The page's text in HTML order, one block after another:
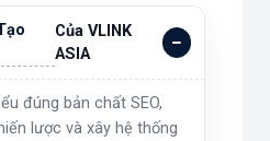
Của VLINK
ASIA
đúng bản chất SEO,
lược và xây hệ thống